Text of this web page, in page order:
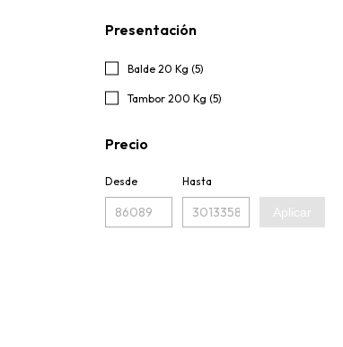
Presentación
Balde 20 Kg (5)
Tambor 200 Kg (5)
Precio
Desde Hasta
Aplicar